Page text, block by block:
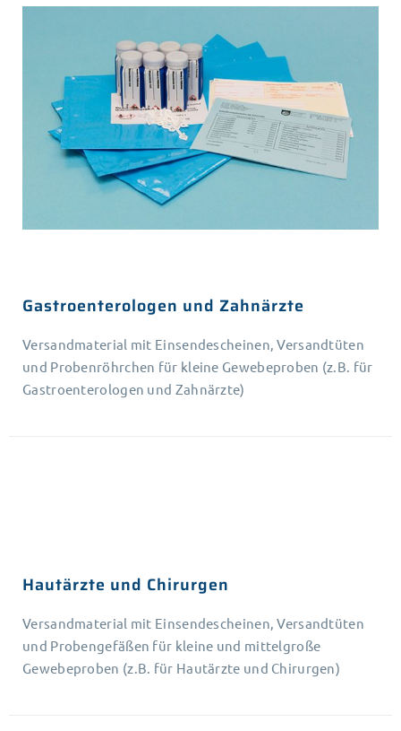
Gastroenterologen und Zahnärzte
Versandmaterial mit Einsendescheinen, Versandtüten
und Probenröhrchen für kleine Gewebeproben (z.B. für
Gastroenterologen und Zahnärzte)
Hautärzte und Chirurgen
Versandmaterial mit Einsendescheinen, Versandtüten
und Probengefäßen für kleine und mittelgroße
Gewebeproben (z.B. für Hautärzte und Chirurgen)